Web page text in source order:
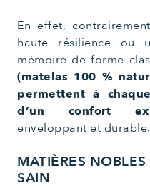
En effet,
haute résilience ou
mémoire de forme
(matelas 100 %
permettent à
d’un confort
enveloppant et durable.
MATIÈRES
SAIN